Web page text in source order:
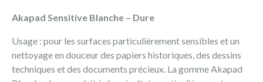
Akapad Sensitive Blanche – Dure
Usage : pour les surfaces particulièrement sensibles et un
nettoyage en douceur des papiers historiques, des dessins
techniques et des documents précieux. La gomme Akapad